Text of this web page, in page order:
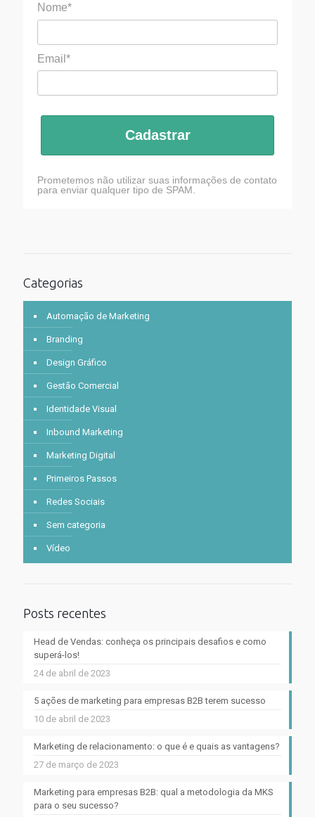
Nome*
Email*
Cadastrar
Prometemos não utilizar suas informações de contato
para enviar qualquer tipo de SPAM.
Categorias
Automação de Marketing
Branding
Design Gráfico
Gestão Comercial
Identidade Visual
Inbound Marketing
Marketing Digital
Primeiros Passos
Redes Sociais
Sem categoria
Vídeo
Posts recentes
Head de Vendas: conheça os principais desafios e como
superá-los!
24 de abril de 2023
5 ações de marketing para empresas B2B terem sucesso
10 de abril de 2023
Marketing de relacionamento: o que é e quais as vantagens?
27 de março de 2023
Marketing para empresas B2B: qual a metodologia da MKS
para o seu sucesso?